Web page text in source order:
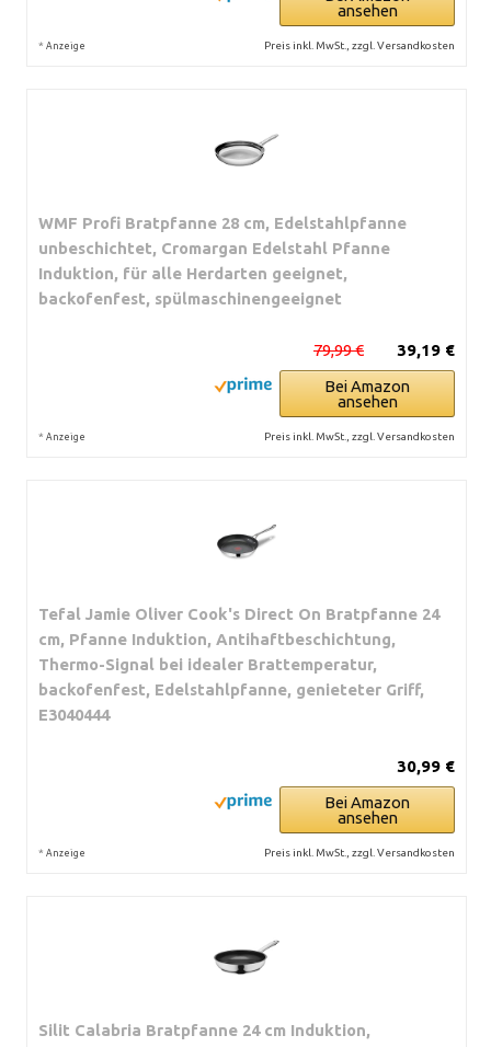
ansehen
* Anzeige Preis inkl. MwSt., zzgl. Versandkosten
WMF Profi Bratpfanne 28 cm, Edelstahlpfanne
unbeschichtet, Cromargan Edelstahl Pfanne
Induktion, für alle Herdarten geeignet,
backofenfest, spülmaschinengeeignet
39,19 €
79,99 €
Bei Amazon
ansehen
* Anzeige Preis inkl. MwSt., zzgl. Versandkosten
Tefal Jamie Oliver Cook's Direct On Bratpfanne 24
cm, Pfanne Induktion, Antihaftbeschichtung,
Thermo-Signal bei idealer Brattemperatur,
backofenfest, Edelstahlpfanne, genieteter Griff,
E3040444
30,99 €
Bei Amazon
ansehen
* Anzeige Preis inkl. MwSt., zzgl. Versandkosten
Silit Calabria Bratpfanne 24 cm Induktion,